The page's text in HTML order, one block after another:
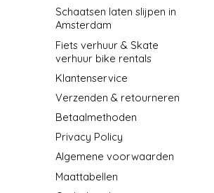
Schaatsen laten slijpen in
Amsterdam
Fiets verhuur & Skate
verhuur bike rentals
Klantenservice
Verzenden & retourneren
Betaalmethoden
Privacy Policy
Algemene voorwaarden
Maattabellen